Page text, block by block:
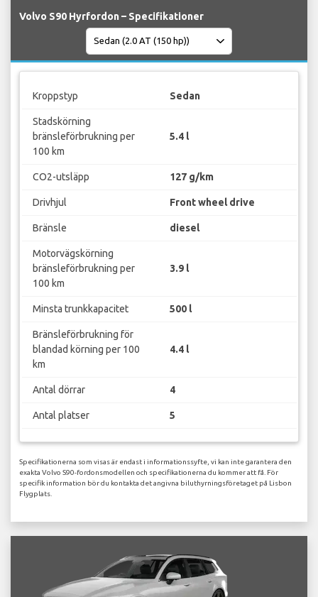
Volvo S90 Hyrfordon – Specifikationer
Kroppstyp Sedan
Stadskörning
bränsleförbrukning per
100 km
5.4 l
CO2-utsläpp 127 g/km
Drivhjul Front wheel drive
Bränsle diesel
Motorvägskörning
bränsleförbrukning per
100 km
3.9 l
Minsta trunkkapacitet 500 l
Bränsleförbrukning för
blandad körning per 100
km
4.4 l
Antal dörrar 4
Antal platser 5
Specifikationerna som visas är endast i informationssyfte, vi kan inte garantera den
exakta Volvo S90-fordonsmodellen och specifikationerna du kommer att få. För
specifik information bör du kontakta det angivna biluthyrningsföretaget på Lisbon
Flygplats.